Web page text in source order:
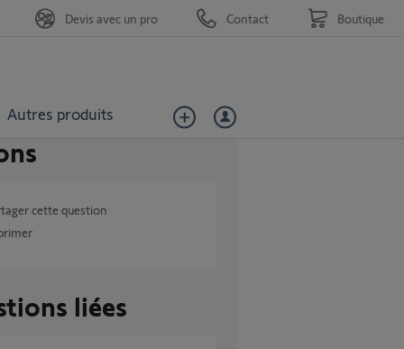
Autres produits
Devis avec un pro Contact Boutique
cette question
liées